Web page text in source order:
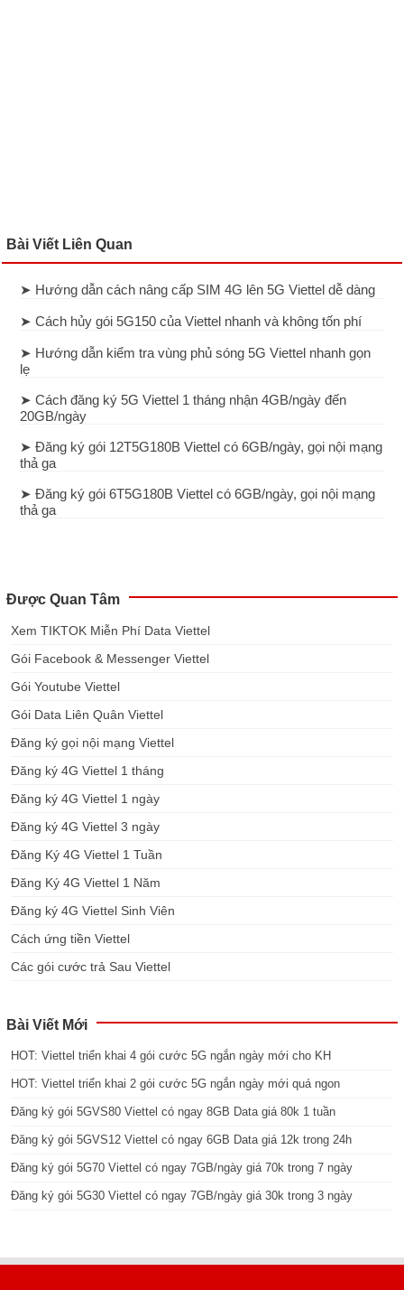
Bài Viết Liên Quan
➤ Hướng dẫn cách nâng cấp SIM 4G lên 5G Viettel dễ dàng
➤ Cách hủy gói 5G150 của Viettel nhanh và không tốn phí
➤ Hướng dẫn kiểm tra vùng phủ sóng 5G Viettel nhanh gọn
lẹ
➤ Cách đăng ký 5G Viettel 1 tháng nhận 4GB/ngày đến
20GB/ngày
➤ Đăng ký gói 12T5G180B Viettel có 6GB/ngày, gọi nội mạng
thả ga
➤ Đăng ký gói 6T5G180B Viettel có 6GB/ngày, gọi nội mạng
thả ga
Được Quan Tâm
Xem TIKTOK Miễn Phí Data Viettel
Gói Facebook & Messenger Viettel
Gói Youtube Viettel
Gói Data Liên Quân Viettel
Đăng ký gọi nội mạng Viettel
Đăng ký 4G Viettel 1 tháng
Đăng ký 4G Viettel 1 ngày
Đăng ký 4G Viettel 3 ngày
Đăng Ký 4G Viettel 1 Tuần
Đăng Ký 4G Viettel 1 Năm
Đăng ký 4G Viettel Sinh Viên
Cách ứng tiền Viettel
Các gói cước trả Sau Viettel
Bài Viết Mới
HOT: Viettel triển khai 4 gói cước 5G ngắn ngày mới cho KH
HOT: Viettel triển khai 2 gói cước 5G ngắn ngày mới quá ngon
Đăng ký gói 5GVS80 Viettel có ngay 8GB Data giá 80k 1 tuần
Đăng ký gói 5GVS12 Viettel có ngay 6GB Data giá 12k trong 24h
Đăng ký gói 5G70 Viettel có ngay 7GB/ngày giá 70k trong 7 ngày
Đăng ký gói 5G30 Viettel có ngay 7GB/ngày giá 30k trong 3 ngày